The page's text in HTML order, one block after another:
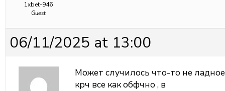
1xbet-946
Guest
06/11/2025 at 13:00
Может случилось что-то не
крч все как обфчно , в